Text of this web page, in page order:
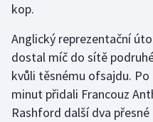
Jezdectví
Judo
Krasobruslení
Lezení
kop.
Anglický reprezentační
dostal míč do sítě
kvůli těsnému ofsajdu.
minut přidali Francouz
Rashford další dva